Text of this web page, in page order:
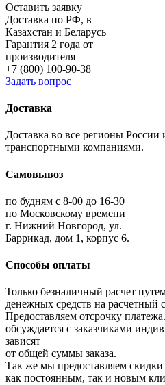
Оставить заявку
Доставка по РФ, в
Казахстан и Беларусь
Гарантия 2 года от
производителя
+7 (800) 100-90-38
Задать вопрос
Доставка
Доставка во все регионы
транспортными компаниями.
Самовывоз
по будням с 8-00 до 16-30
по Московскому времени
г. Нижний Новгород, ул.
Баррикад, дом 1, корпус 6.
Способы оплаты
Только безналичный расчет
денежных средств на расчетный
Предоставляем отсрочку
обсуждается с заказчиками
зависят
от общей суммы заказа.
Так же мы предоставляем скидки
как постоянным, так и новым